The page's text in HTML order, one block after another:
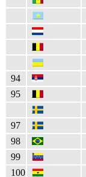
94
95
97
98
99
100